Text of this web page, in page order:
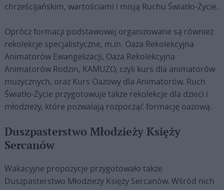
chrześcijańskim, wartościami i misją Ruchu Światło-Życie.
Oprócz formacji podstawowej organizowane są również
rekolekcje specjalistyczne, m.in. Oaza Rekolekcyjna
Animatorów Ewangelizacji, Oaza Rekolekcyjna
Animatorów Rodzin, KAMUZO, czyli kurs dla animatorów
muzycznych, oraz Kurs Oazowy dla Animatorów. Ruch
Światło-Życie przygotowuje także rekolekcje dla dzieci i
młodzieży, które pozwalają rozpocząć formację oazową.
Duszpasterstwo Młodzieży Księży
Sercanów
Wakacyjne propozycje przygotowało także
Duszpasterstwo Młodzieży Księży Sercanów. Wśród nich